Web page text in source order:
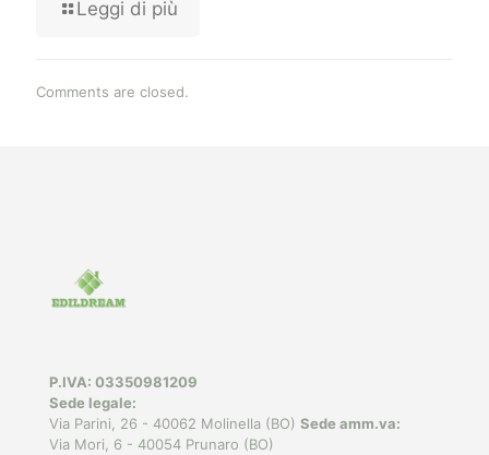
Leggi di più
Comments are closed.
P.IVA: 03350981209
Sede legale:
Via Parini, 26 - 40062 Molinella (BO) Sede amm.va:
Via Mori, 6 - 40054 Prunaro (BO)